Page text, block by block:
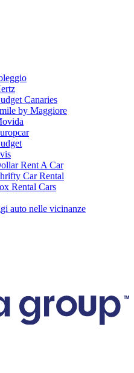
Canaries
by Maggiore
Rent A Car
Car Rental
Rental Cars
auto nelle vicinanze